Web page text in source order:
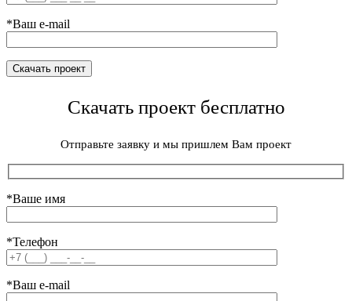
*Ваш e-mail
Скачать проект бесплатно
Отправьте заявку и мы пришлем Вам проект
*Ваше имя
*Телефон
*Ваш e-mail